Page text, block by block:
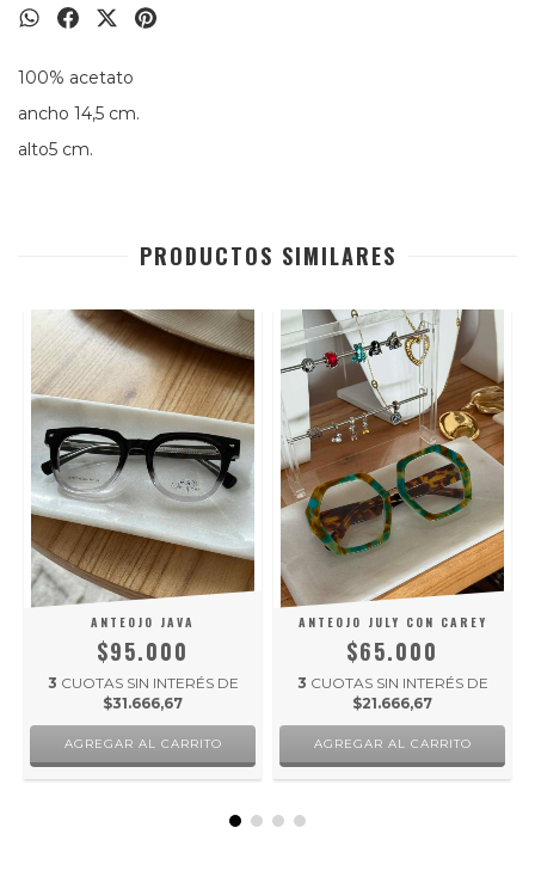
100% acetato
ancho 14,5 cm.
alto5 cm.
PRODUCTOS SIMILARES
ANTEOJO JAVA
$95.000
3 CUOTAS SIN INTERÉS DE
$31.666,67
ANTEOJO JULY CON CAREY
$65.000
3 CUOTAS SIN INTERÉS DE
$21.666,67